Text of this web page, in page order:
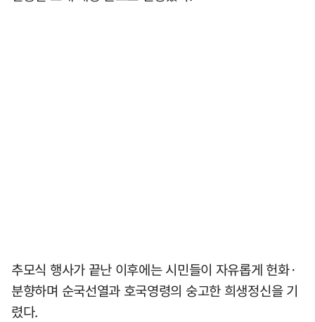
추모식 행사가 끝난 이후에는 시민들이 자유롭게 헌화·
분향하며 순국선열과 호국영령의 숭고한 희생정신을 기
렸다.